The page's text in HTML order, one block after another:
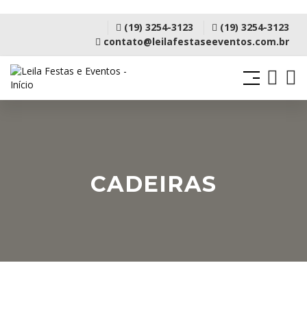
(19) 3254-3123
(19) 3254-3123
contato@leilafestaseeventos.com.br
CADEIRAS